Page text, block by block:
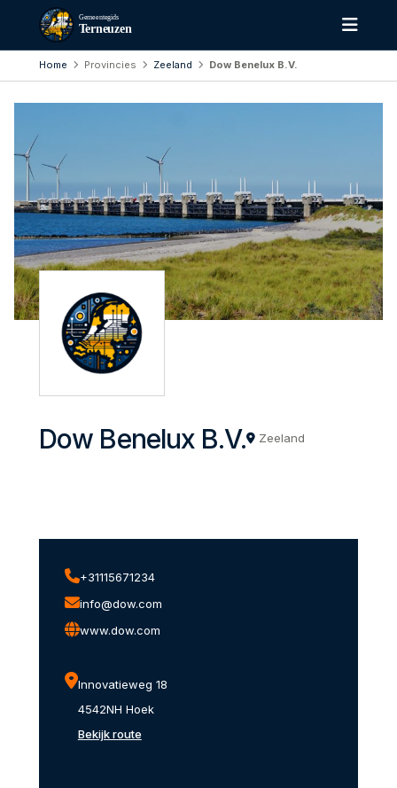
Gemeentegids
Terneuzen
Home Provincies Zeeland Dow Benelux B.V.
Dow Benelux B.V. Zeeland
+31115671234
info@dow.com
www.dow.com
Innovatieweg 18
4542NH Hoek
Bekijk route